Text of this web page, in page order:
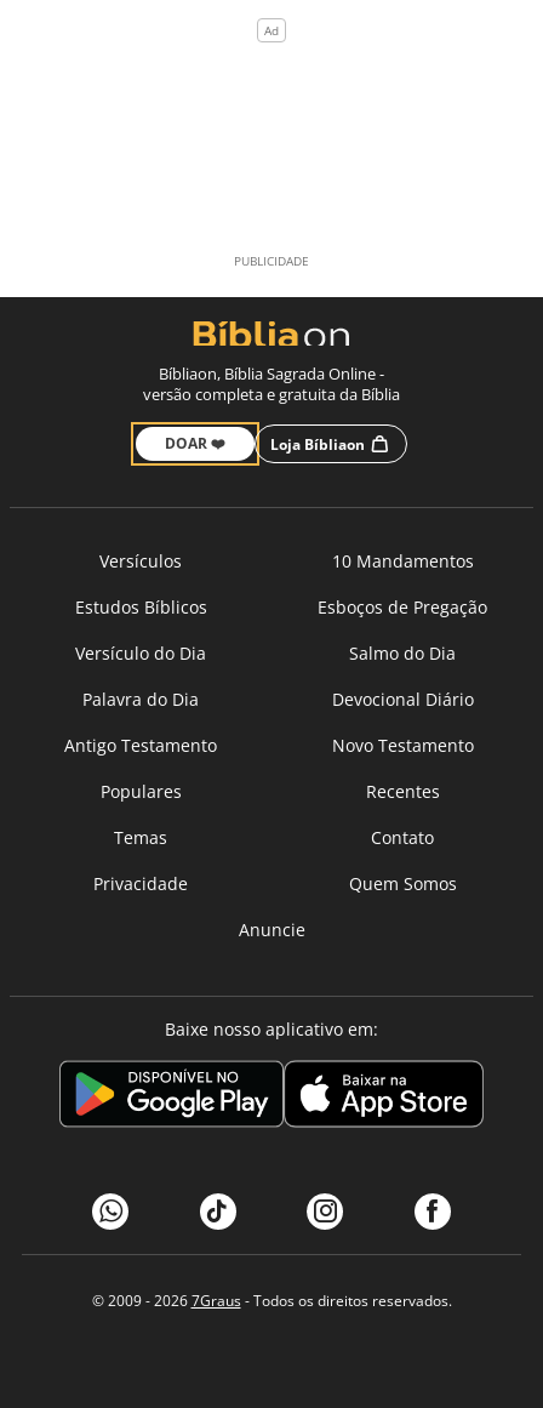
Bíbliaon, Bíblia Sagrada Online -
versão completa e gratuita da Bíblia
DOAR ❤️ Loja Bíbliaon
Versículos
10 Mandamentos
Estudos Bíblicos
Esboços de Pregação
Versículo do Dia
Salmo do Dia
Palavra do Dia
Devocional Diário
Antigo Testamento
Novo Testamento
Populares
Recentes
Temas
Contato
Privacidade
Quem Somos
Anuncie
Baixe nosso aplicativo em:
© 2009 - 20267Graus- Todos os direitos reservados.